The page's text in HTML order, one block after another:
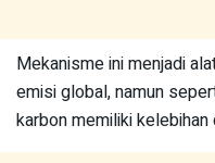
Mekanisme ini menjadi
emisi global, namun
karbon memiliki kelebihan